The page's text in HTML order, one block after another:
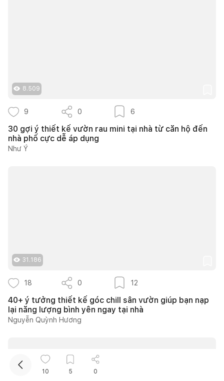
8.509
9 0 6
30 gợi ý thiết kế vườn rau mini tại nhà từ căn hộ đến
nhà phố cực dễ áp dụng
Như Ý
31.186
18 0 12
40+ ý tưởng thiết kế góc chill sân vườn giúp bạn nạp
lại năng lượng bình yên ngay tại nhà
Nguyễn Quỳnh Hương
10 5 0